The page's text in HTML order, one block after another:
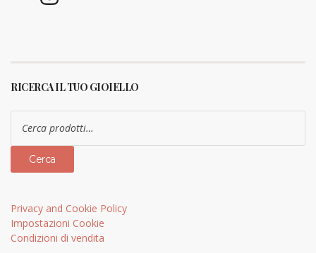
RICERCA IL TUO GIOIELLO
Cerca:
Cerca
Privacy and Cookie Policy
Impostazioni Cookie
Condizioni di vendita